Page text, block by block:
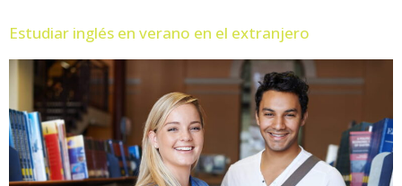
Estudiar inglés en verano en el extranjero